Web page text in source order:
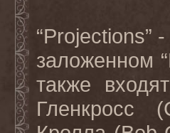
“Projections”
заложенном
также
Гленкросс